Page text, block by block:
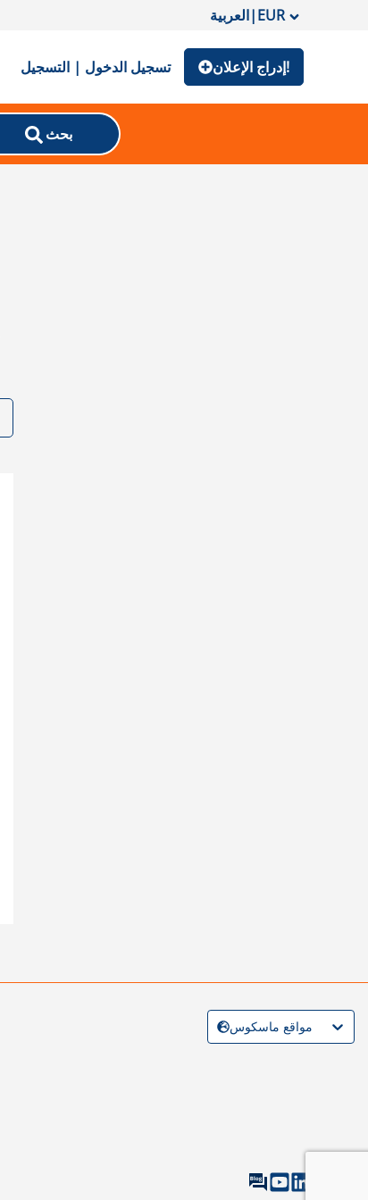
العربية|EUR
تسجيل الدخول | التسجيل إدراج الإعلان!
بحث
مواقع ماسكوس